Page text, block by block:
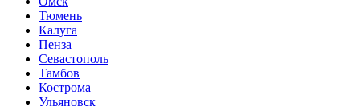
Тюмень
Калуга
Пенза
Севастополь
Тамбов
Кострома
Ульяновск